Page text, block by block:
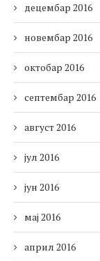
децембар 2016
новембар 2016
октобар 2016
септембар 2016
август 2016
јул 2016
јун 2016
мај 2016
април 2016